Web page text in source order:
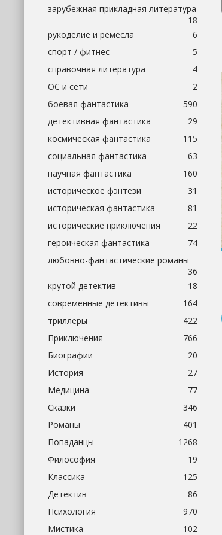
зарубежная прикладная литература
18
рукоделие и ремесла
6
спорт / фитнес
5
справочная литература
4
ОС и сети
2
боевая фантастика
590
детективная фантастика
29
космическая фантастика
115
социальная фантастика
63
научная фантастика
160
историческое фэнтези
31
историческая фантастика
81
исторические приключения
22
героическая фантастика
74
любовно-фантастические романы
36
крутой детектив
18
современные детективы
164
триллеры
422
Приключения
766
Биографии
20
История
27
Медицина
77
Сказки
346
Романы
401
Попаданцы
1268
Философия
19
Классика
125
Детектив
86
Психология
970
Мистика
102